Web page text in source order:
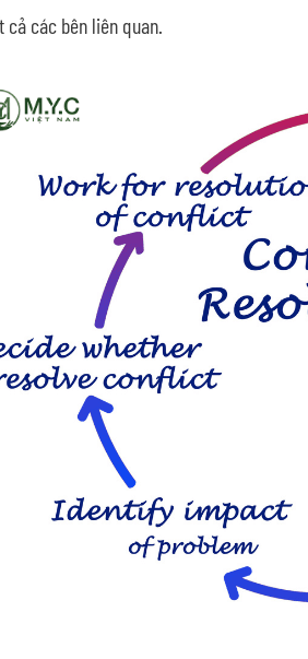
các bên liên quan.